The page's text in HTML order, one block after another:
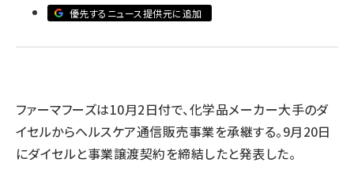
revico (740)
優先するニュース提供元に追加
ファーマフーズは10月2日付で、化学品メーカー大手のダ
イセルからヘルスケア通信販売事業を承継する。9月20日
にダイセルと事業譲渡契約を締結したと発表した。